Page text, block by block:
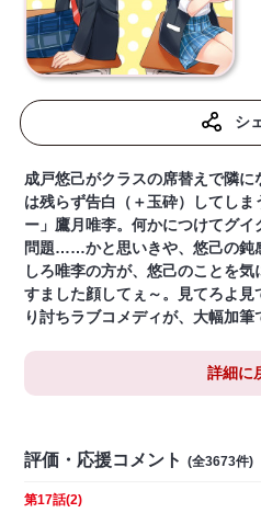
シ
成戸悠己がクラスの席替えで隣
は残らず告白（＋玉砕）してしま
ー」鷹月唯李。何かにつけてグ
問題……かと思いきや、悠己の
しろ唯李の方が、悠己のことを
すました顔してぇ～。見てろよ
り討ちラブコメディが、大幅加筆
詳細に
評価・応援コメント (全3673件)
第17話(2)